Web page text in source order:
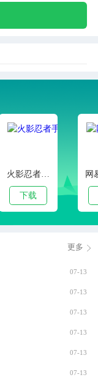
火影忍者手游
下载
更多
07-13
07-13
07-13
07-13
07-13
07-13